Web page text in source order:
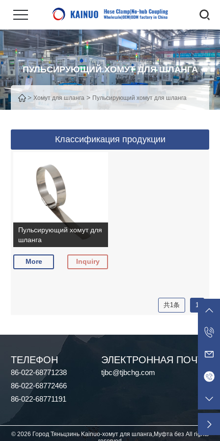
ПУЛЬСИРУЮЩИЙ ХОМУТ ДЛЯ ШЛАНГА
> Хомут для шланга > Пульсирующий хомут для шланга
Классификация продукции
Пульсирующий хомут для
шланга
More Inquiry
共1条 1
ТЕЛЕФОН
86-022-68771238
86-022-68772466
86-022-68771191
ЭЛЕКТРОННАЯ ПОЧТА
tjbc@tjbchg.com
© 2026 Город Тяньцзинь Kainuo-хомут для шланга,Муфта без All rights